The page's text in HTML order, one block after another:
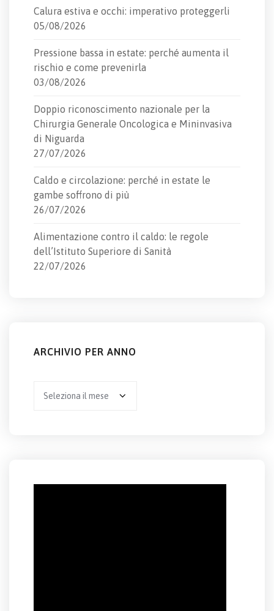
Calura estiva e occhi: imperativo proteggerli
05/08/2026
Pressione bassa in estate: perché aumenta il
rischio e come prevenirla
03/08/2026
Doppio riconoscimento nazionale per la
Chirurgia Generale Oncologica e Mininvasiva
di Niguarda
27/07/2026
Caldo e circolazione: perché in estate le
gambe soffrono di più
26/07/2026
Alimentazione contro il caldo: le regole
dell’Istituto Superiore di Sanità
22/07/2026
ARCHIVIO PER ANNO
per